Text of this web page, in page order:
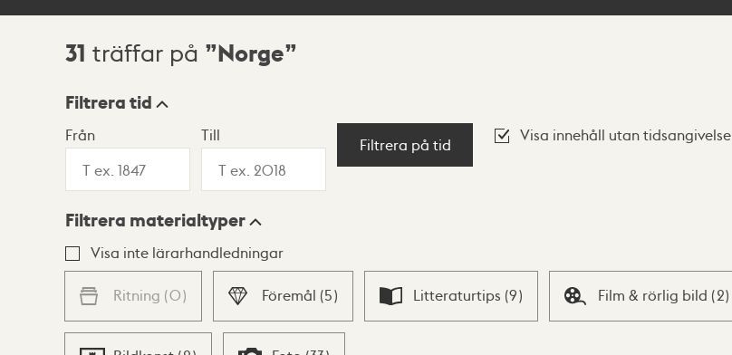
Sökresultat
31 träffar på Norge
Visningsläge
Lista Karta
Filtrera tid
Från Till
Filtrera på tid
Visa innehåll utan tidsangivelse
Filtrera materialtyper
Visa inte lärarhandledningar
Ritning (0) Föremål (5) Litteraturtips (9) Film & rörlig bild (2)